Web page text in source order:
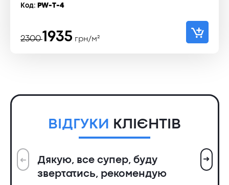
Код: PW-T-4
2300
Оригінальна
1935
Поточнагрн/м²
ВІДГУКИ КЛІЄНТІВ
Дякую, все супер, буду
звертатись, рекомендую
➜ ➜